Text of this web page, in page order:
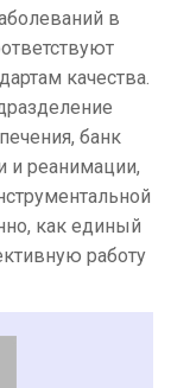
в
качества.
банк
и реанимации,
как единый
работу